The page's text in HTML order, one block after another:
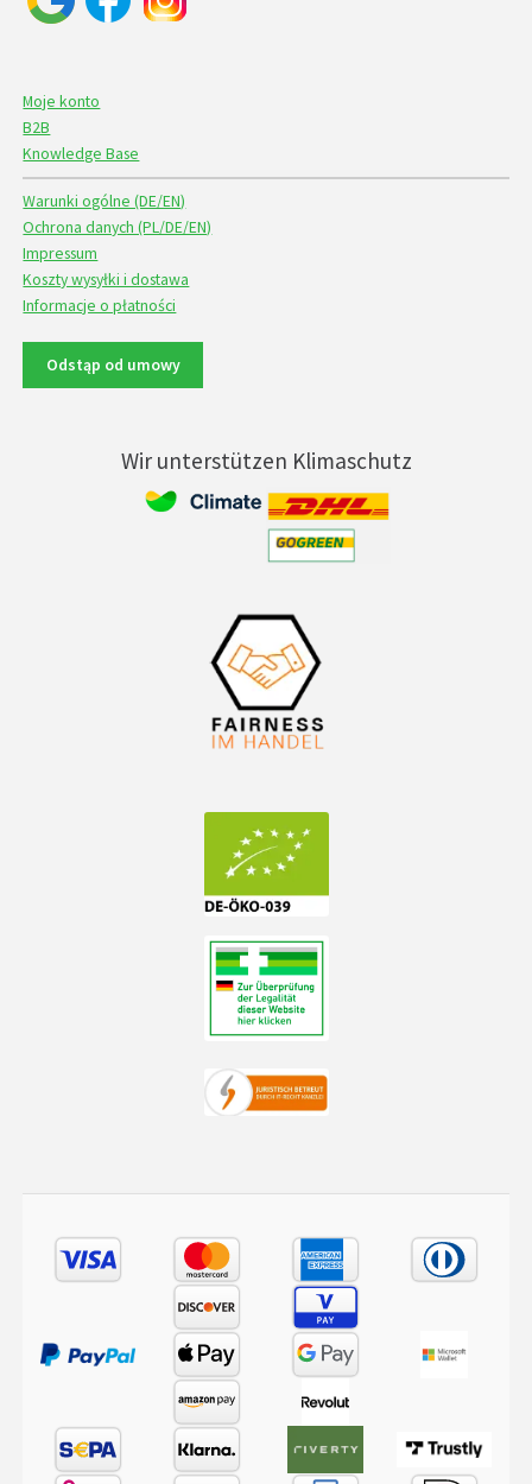
Moje konto
B2B
Knowledge Base
Warunki ogólne (DE/EN)
Ochrona danych (PL/DE/EN)
Impressum
Koszty wysyłki i dostawa
Informacje o płatności
Odstąp od umowy
Wir unterstützen Klimaschutz